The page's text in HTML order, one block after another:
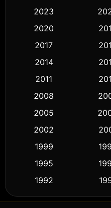
Classic หนังคลาสสิก
Comedy ตลก
Crime อาชญากรรม
Cult Film
Dance เต้น
Detective สืบสวน
2023
2020
2017
2014
2011
2008
2005
2002
1999
1995
1992
1989